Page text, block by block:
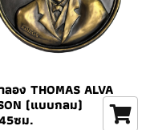
ลอง THOMAS ALVA
(แบบกลม)
ซม.